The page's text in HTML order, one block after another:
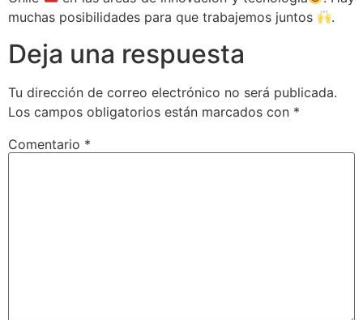
muchas posibilidades para que trabajemos juntos
.
Deja una respuesta
Tu dirección de correo electrónico no será publicada.
Los campos obligatorios están marcados con *
Comentario *